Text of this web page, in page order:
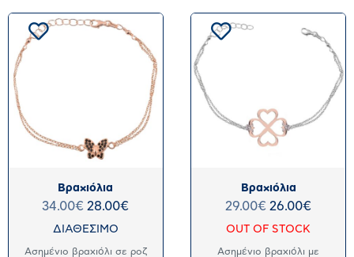
Βραχιόλια
34.00€ 28.00€
ΔΙΑΘΕΣΙΜΟ
Ασημένιο βραχιόλι σε ροζ
Βραχιόλια
29.00€ 26.00€
OUT OF STOCK
Ασημένιο βραχιόλι με